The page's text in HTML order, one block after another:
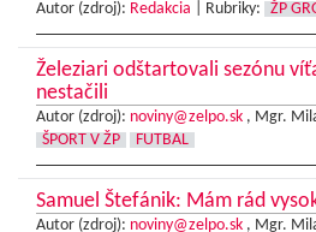
Autor (zdroj): Redakcia Rubriky: ŽP
Železiari odštartovali sezónu
nestačili
Autor (zdroj): noviny@zelpo.sk , Mgr.
ŠPORT V ŽP
FUTBAL
Samuel Štefánik: Mám rád
Autor (zdroj): noviny@zelpo.sk , Mgr.